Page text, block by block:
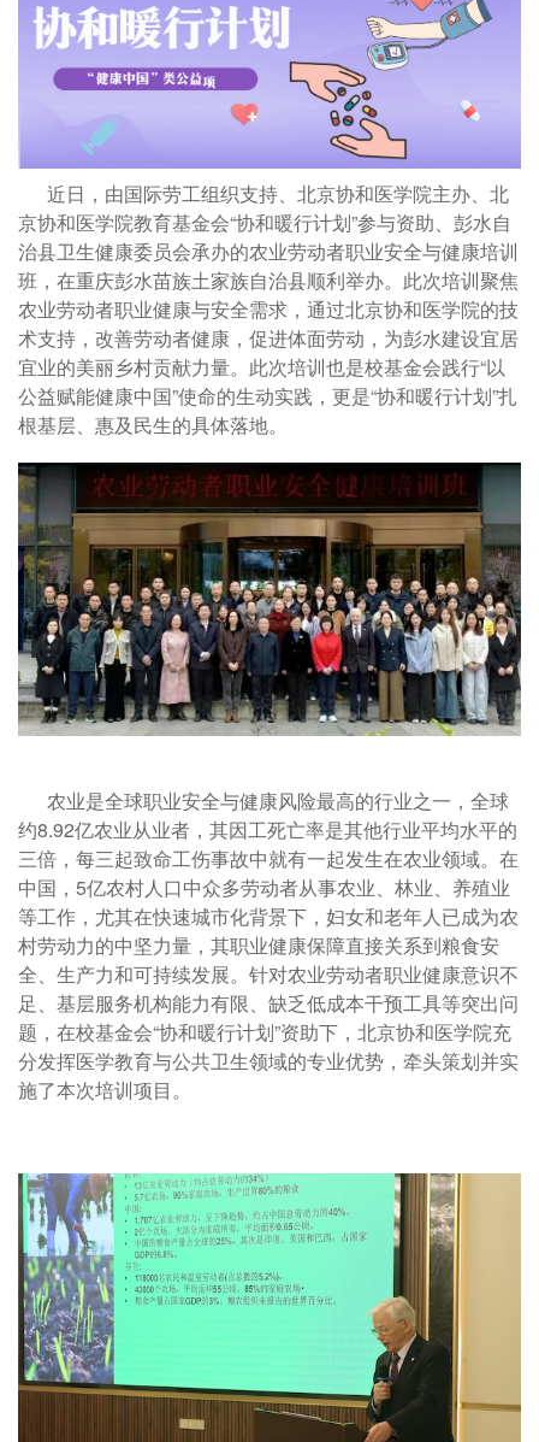
近日，由国际劳工组织支持、北京协和医学院主办、北
京协和医学院教育基金会“协和暖行计划”参与资助、彭水自
治县卫生健康委员会承办的农业劳动者职业安全与健康培训
班，在重庆彭水苗族土家族自治县顺利举办。此次培训聚焦
农业劳动者职业健康与安全需求，通过北京协和医学院的技
术支持，改善劳动者健康，促进体面劳动，为彭水建设宜居
宜业的美丽乡村贡献力量。此次培训也是校基金会践行“以
公益赋能健康中国”使命的生动实践，更是“协和暖行计划”扎
根基层、惠及民生的具体落地。
农业是全球职业安全与健康风险最高的行业之一，全球
约8.92亿农业从业者，其因工死亡率是其他行业平均水平的
三倍，每三起致命工伤事故中就有一起发生在农业领域。在
中国，5亿农村人口中众多劳动者从事农业、林业、养殖业
等工作，尤其在快速城市化背景下，妇女和老年人已成为农
村劳动力的中坚力量，其职业健康保障直接关系到粮食安
全、生产力和可持续发展。针对农业劳动者职业健康意识不
足、基层服务机构能力有限、缺乏低成本干预工具等突出问
题，在校基金会“协和暖行计划”资助下，北京协和医学院充
分发挥医学教育与公共卫生领域的专业优势，牵头策划并实
施了本次培训项目。